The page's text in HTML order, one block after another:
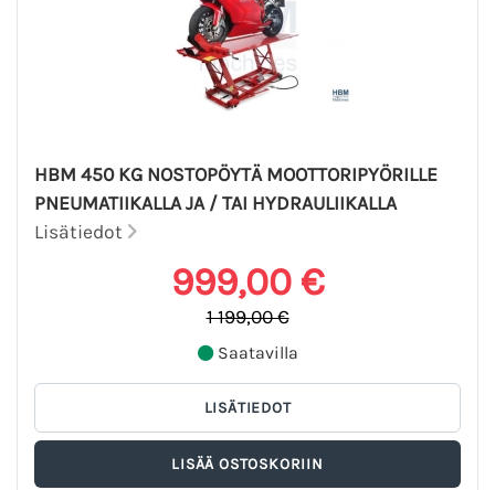
HBM 450 KG NOSTOPÖYTÄ MOOTTORIPYÖRILLE
PNEUMATIIKALLA JA / TAI HYDRAULIIKALLA
Lisätiedot
999,00 €
1 199,00 €
Saatavilla